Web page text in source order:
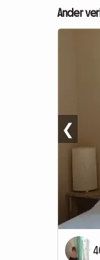
Ander
❮